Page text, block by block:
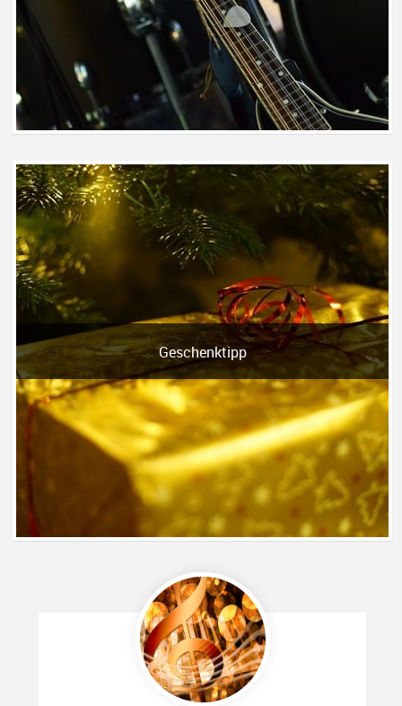
Geschenktipp